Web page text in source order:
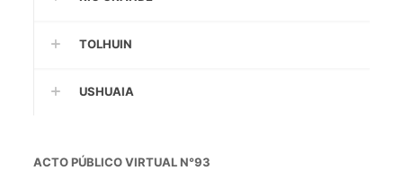
TOLHUIN
USHUAIA
ACTO PÚBLICO VIRTUAL N°93